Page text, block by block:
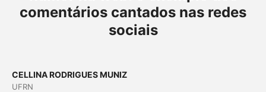
comentários cantados nas redes
sociais
CELLINA RODRIGUES MUNIZ
UFRN